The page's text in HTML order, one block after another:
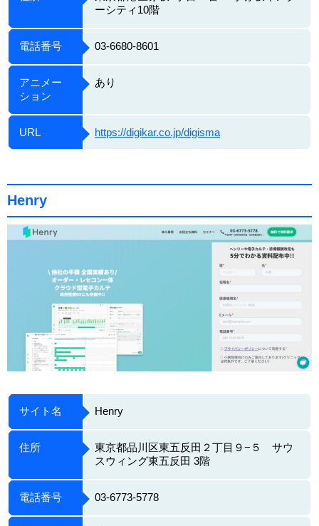
ーシティ10階
電話番号 03-6680-8601
アニメー
ション
あり
URL https://digikar.co.jp/digisma
Henry
サイト名 Henry
住所
東京都品川区東五反田２丁目９−５ サウ
スウィング東五反田 3階
電話番号 03-6773-5778